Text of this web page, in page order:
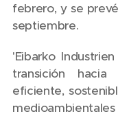
febrero, y se
septiembre.
'Eibarko
transición
eficiente,